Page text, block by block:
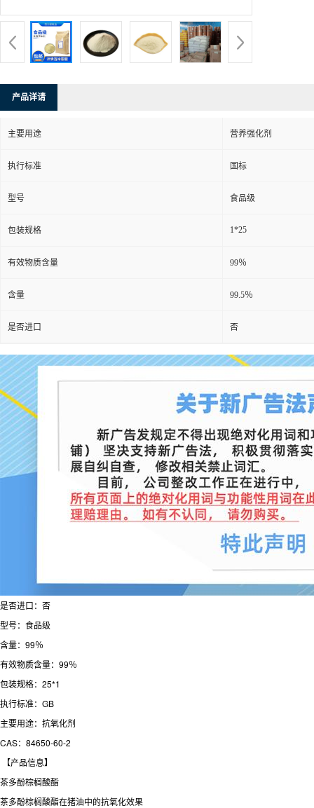
产品详请
主要用途 营养强化剂
执行标准 国标
型号 食品级
包装规格 1*25
有效物质含量 99％
含量 99.5％
是否进口 否
是否进口：否
型号：食品级
含量：99％
有效物质含量：99％
包装规格：25*1
执行标准：GB
主要用途：抗氧化剂
CAS：84650-60-2
【产品信息】
茶多酚棕榈酸酯
茶多酚棕榈酸酯在猪油中的抗氧化效果